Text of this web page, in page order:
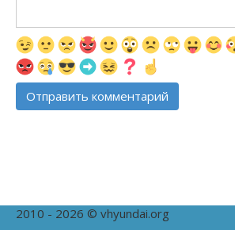
2010 - 2026 © vhyundai.org